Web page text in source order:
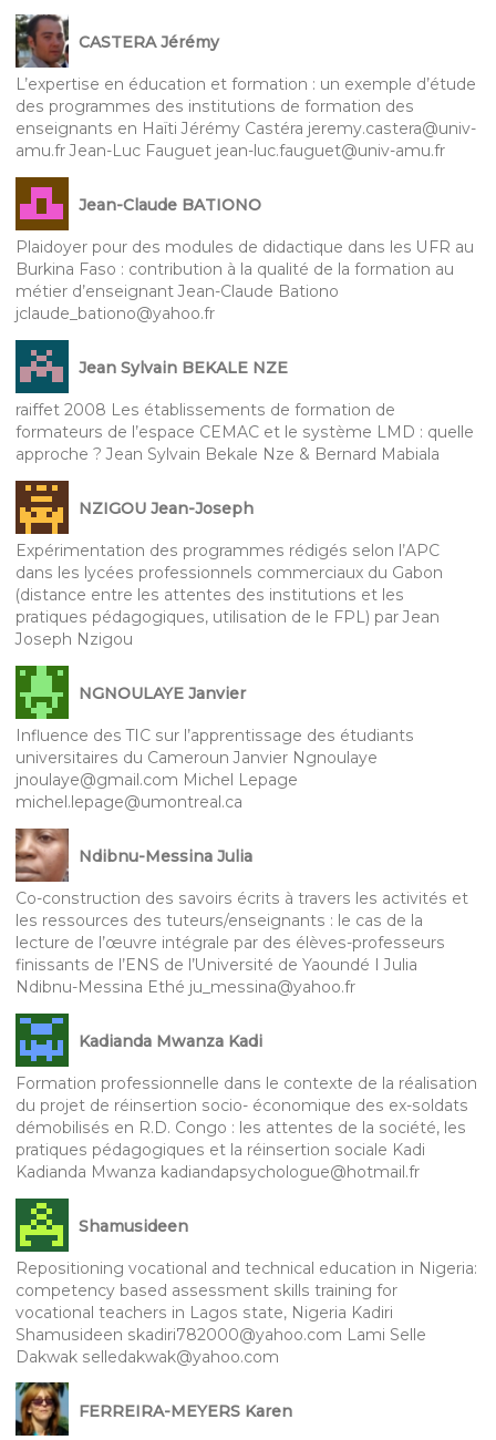
CASTERA Jérémy
L’expertise en éducation et formation : un exemple d’étude
des programmes des institutions de formation des
enseignants en Haïti Jérémy Castéra jeremy.castera@univ-
amu.fr Jean-Luc Fauguet jean-luc.fauguet@univ-amu.fr
Jean-Claude BATIONO
Plaidoyer pour des modules de didactique dans les UFR au
Burkina Faso : contribution à la qualité de la formation au
métier d’enseignant Jean-Claude Bationo
jclaude_bationo@yahoo.fr
Jean Sylvain BEKALE NZE
raiffet 2008 Les établissements de formation de
formateurs de l’espace CEMAC et le système LMD : quelle
approche ? Jean Sylvain Bekale Nze & Bernard Mabiala
NZIGOU Jean-Joseph
Expérimentation des programmes rédigés selon l’APC
dans les lycées professionnels commerciaux du Gabon
(distance entre les attentes des institutions et les
pratiques pédagogiques, utilisation de le FPL) par Jean
Joseph Nzigou
NGNOULAYE Janvier
Influence des TIC sur l’apprentissage des étudiants
universitaires du Cameroun Janvier Ngnoulaye
jnoulaye@gmail.com Michel Lepage
michel.lepage@umontreal.ca
Ndibnu-Messina Julia
Co-construction des savoirs écrits à travers les activités et
les ressources des tuteurs/enseignants : le cas de la
lecture de l’œuvre intégrale par des élèves-professeurs
finissants de l’ENS de l’Université de Yaoundé I Julia
Ndibnu-Messina Ethé ju_messina@yahoo.fr
Kadianda Mwanza Kadi
Formation professionnelle dans le contexte de la réalisation
du projet de réinsertion socio- économique des ex-soldats
démobilisés en R.D. Congo : les attentes de la société, les
pratiques pédagogiques et la réinsertion sociale Kadi
Kadianda Mwanza kadiandapsychologue@hotmail.fr
Shamusideen
Repositioning vocational and technical education in Nigeria:
competency based assessment skills training for
vocational teachers in Lagos state, Nigeria Kadiri
Shamusideen skadiri782000@yahoo.com Lami Selle
Dakwak selledakwak@yahoo.com
FERREIRA-MEYERS Karen